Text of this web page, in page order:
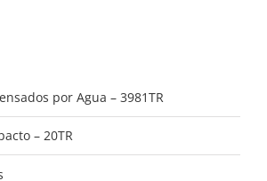
por Agua – 3981TR
– 20TR